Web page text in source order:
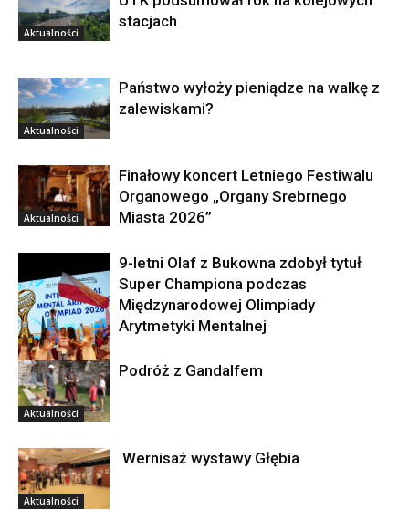
Aktualności
stacjach
Aktualności
Państwo wyłoży pieniądze na walkę z
zalewiskami?
Aktualności
Finałowy koncert Letniego Festiwalu
Organowego „Organy Srebrnego
Miasta 2026”
Aktualności
9-letni Olaf z Bukowna zdobył tytuł
Super Championa podczas
Międzynarodowej Olimpiady
Arytmetyki Mentalnej
Aktualności
Podróż z Gandalfem
Aktualności
Wernisaż wystawy Głębia